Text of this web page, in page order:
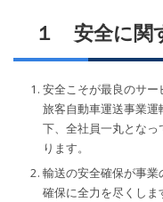
１ 安全に関
安全こそが最良のサ
旅客自動車運送事業
下、全社員一丸とな
ります。
輸送の安全確保が事
確保に全力を尽くしま